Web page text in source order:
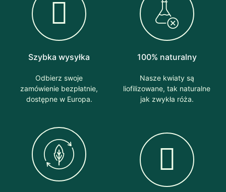
Szybka wysyłka
Odbierz swoje
zamówienie bezpłatnie,
dostępne w Europa.
100% naturalny
Nasze kwiaty są
liofilizowane, tak naturalne
jak zwykła róża.